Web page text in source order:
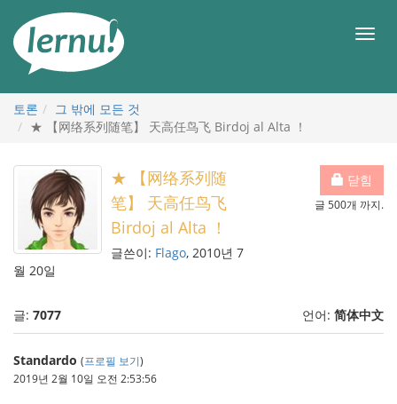
메
토론
그 밖에 모든 것
★ 【网络系列随笔】 天高任鸟飞 Birdoj al Alta ！
닫힘
글 500개 까지.
★ 【网络系列随
笔】 天高任鸟飞
Birdoj al Alta ！
글쓴이: Flago, 2010년 7
월 20일
글: 7077 언어: 简体中文
Standardo (프로필 보기)
2019년 2월 10일 오전 2:53:56